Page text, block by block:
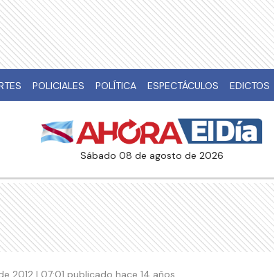
POLICIALES POLÍTICA ESPECTÁCULOS EDICTOS
sábado 08 de agosto de 2026
2012 | 07:01 publicado hace 14 años